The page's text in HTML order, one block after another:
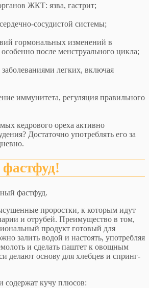
ЖКТ: язва, гастрит;
сосудистой системы;
гормональных изменений в
после менструального цикла;
легких, включая
иммунитета, регуляция правильного
кедрового ореха активно
Достаточно употреблять его за
фастфуд!
фастфуд.
проростки, к которым идут
и отрубей. Преимущество в том,
продукт готовый для
залить водой и настоять, употребляя
и сделать паштет к овощным
делают основу для хлебцев и спринг-
содержат кучу плюсов: